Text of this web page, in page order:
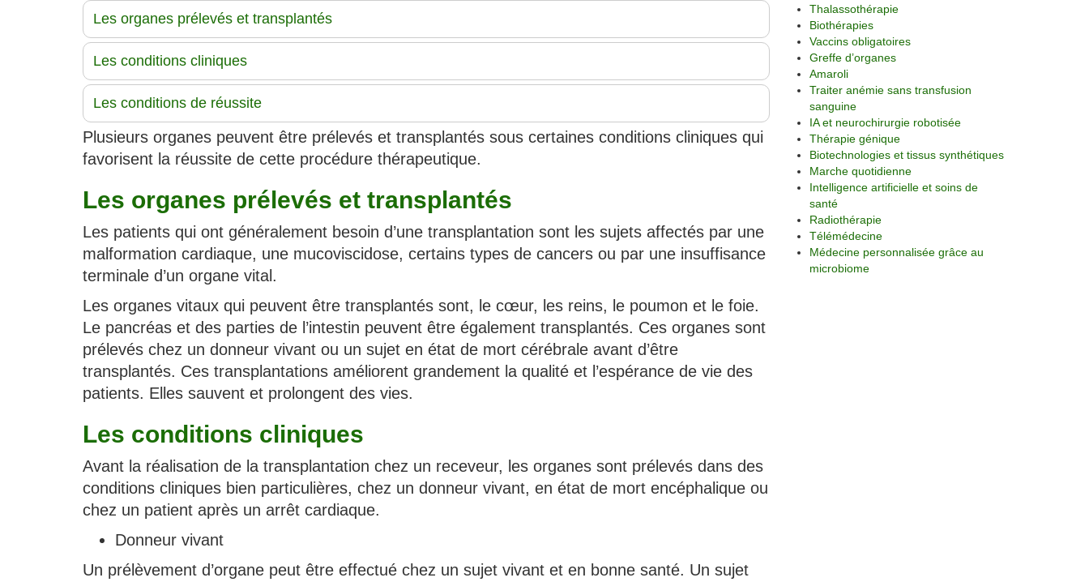
Les organes prélevés et transplantés
Les conditions cliniques
Les conditions de réussite
Plusieurs organes peuvent être prélevés et transplantés sous certaines conditions cliniques qui
favorisent la réussite de cette procédure thérapeutique.
Les organes prélevés et transplantés
Les patients qui ont généralement besoin d’une transplantation sont les sujets affectés par une
malformation cardiaque, une mucoviscidose, certains types de cancers ou par une insuffisance
terminale d’un organe vital.
Les organes vitaux qui peuvent être transplantés sont, le cœur, les reins, le poumon et le foie.
Le pancréas et des parties de l’intestin peuvent être également transplantés. Ces organes sont
prélevés chez un donneur vivant ou un sujet en état de mort cérébrale avant d’être
transplantés. Ces transplantations améliorent grandement la qualité et l’espérance de vie des
patients. Elles sauvent et prolongent des vies.
Les conditions cliniques
Avant la réalisation de la transplantation chez un receveur, les organes sont prélevés dans des
conditions cliniques bien particulières, chez un donneur vivant, en état de mort encéphalique ou
chez un patient après un arrêt cardiaque.
Donneur vivant
Un prélèvement d’organe peut être effectué chez un sujet vivant et en bonne santé. Un sujet
Thalassothérapie
Biothérapies
Vaccins obligatoires
Greffe d’organes
Amaroli
Traiter anémie sans transfusion
sanguine
IA et neurochirurgie robotisée
Thérapie génique
Biotechnologies et tissus synthétiques
Marche quotidienne
Intelligence artificielle et soins de
santé
Radiothérapie
Télémédecine
Médecine personnalisée grâce au
microbiome